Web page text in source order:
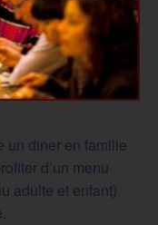
un diner en famille
d’un menu
adulte et enfant)